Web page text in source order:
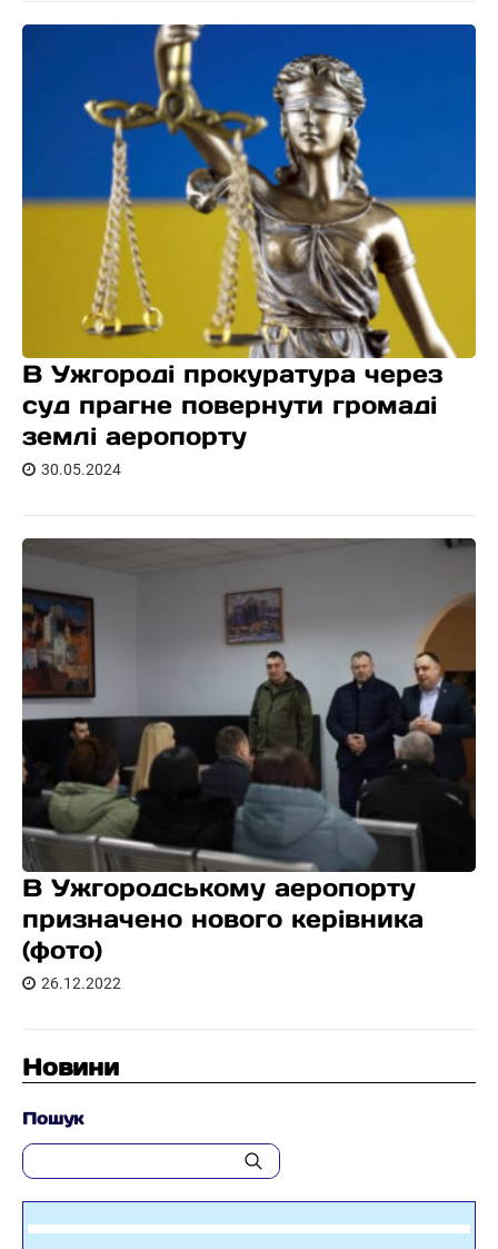
В Ужгороді прокуратура через
суд прагне повернути громаді
землі аеропорту
30.05.2024
В Ужгородському аеропорту
призначено нового керівника
(фото)
26.12.2022
Новини
Пошук